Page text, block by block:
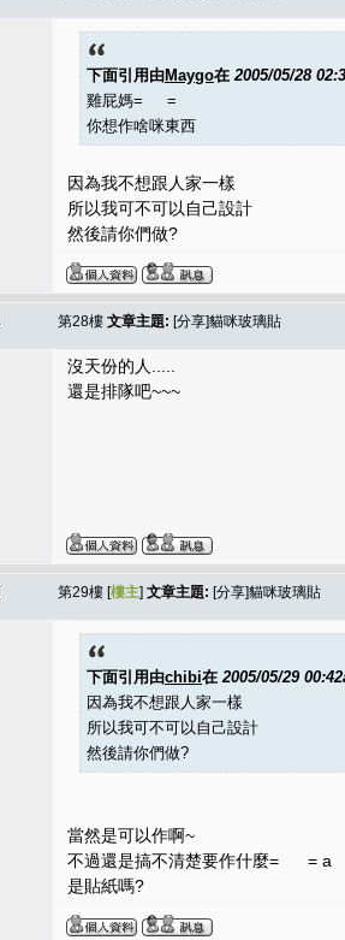
下面引用由Maygo在 2005/05/28
雞屁媽= =
你想作啥咪東西
因為我不想跟人家一樣
所以我可不可以自己設計
然後請你們做?
第28樓 文章主題: [分享]貓咪玻璃貼
沒天份的人.....
還是排隊吧~~~
第29樓 [樓主] 文章主題: [分享]貓咪玻璃貼
下面引用由chibi在 2005/05/29
因為我不想跟人家一樣
所以我可不可以自己設計
然後請你們做?
當然是可以作啊~
不過還是搞不清楚要作什麼= = a
是貼紙嗎?